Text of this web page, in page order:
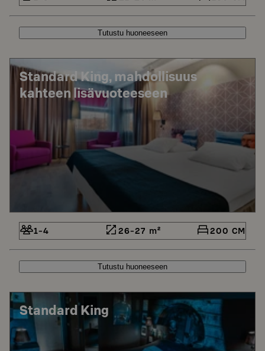
Tutustu huoneeseen
Standard King, mahdollisuus
kahteen lisävuoteeseen
1-4 26-27 m² 200 CM
Tutustu huoneeseen
Standard King